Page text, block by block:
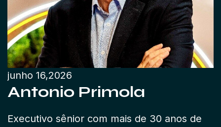
junho 16,2026
Antonio Primola
Executivo sênior com mais de 30 anos de